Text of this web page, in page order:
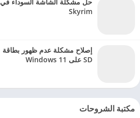
Skyrim
إصلاح مشكلة عدم ظهور بطاقة
SD على Windows 11
مكتبة الشروحات